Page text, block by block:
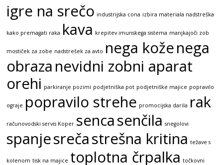
igre na srečo industrijska cona izbira materiala nadstreška
kako premagati raka kava krepitev imunskega sistema manjkajoči zob
mostiček za zobe nadstrešek za avto nega koženega
obraza nevidni zobni aparat
orehi parkiranje pozimi podjetniška pot podjetniške majice popravilo
ograje popravilo strehe promocijska darila rak
računovodski servis Koper sencasenčila snegolovi
spanjesrečastrešna kritina težave s
kolenom tisk na majice toplotna črpalka točkovni